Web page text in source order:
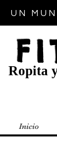
UN
Ropita
Inicio